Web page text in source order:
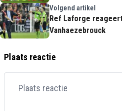
Volgend artikel
Ref Laforge
Vanhaezebrouck
Plaats reactie